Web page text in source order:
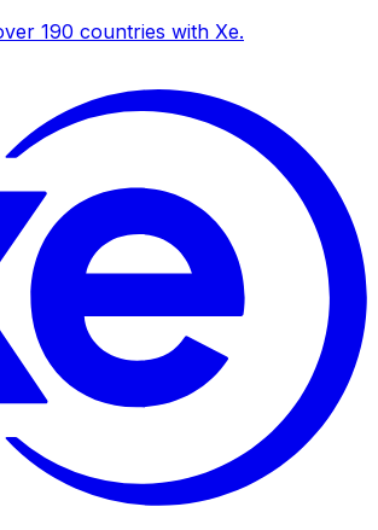
190 countries with Xe.